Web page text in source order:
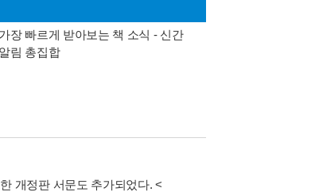
가장 빠르게 받아보는 책 소식 - 신간
알림 총집합
개정판 서문도 추가되었다. <